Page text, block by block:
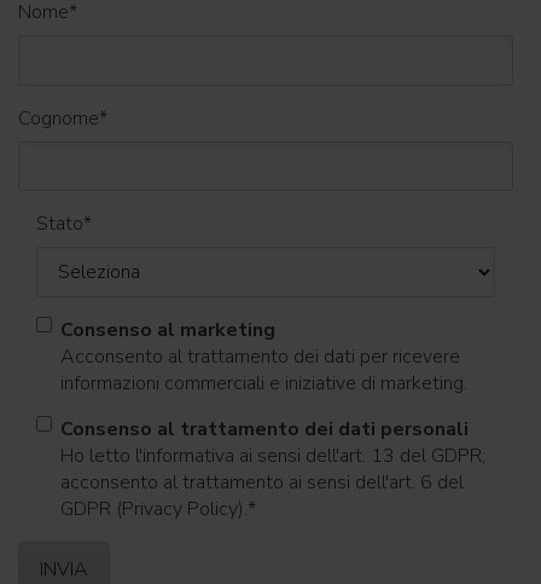
Nome*
Cognome*
Stato*
Consenso al marketing
Acconsento al trattamento dei dati per ricevere
informazioni commerciali e iniziative di marketing.
Consenso al trattamento dei dati personali
Ho letto l'informativa ai sensi dell'art. 13 del GDPR;
acconsento al trattamento ai sensi dell'art. 6 del
GDPR (Privacy Policy).*